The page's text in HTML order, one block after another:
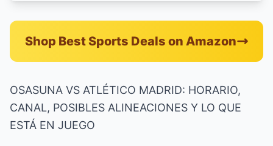
Shop Best Sports Deals on Amazon
OSASUNA VS ATLÉTICO MADRID: HORARIO,
CANAL, POSIBLES ALINEACIONES Y LO QUE
ESTÁ EN JUEGO